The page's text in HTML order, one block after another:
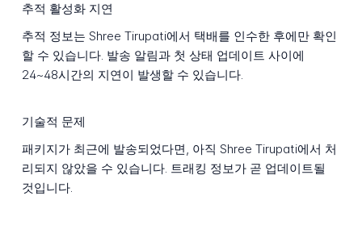
추적 활성화 지연
추적 정보는 Shree Tirupati에서 택배를 인수한 후에만 확인
할 수 있습니다. 발송 알림과 첫 상태 업데이트 사이에
24~48시간의 지연이 발생할 수 있습니다.
기술적 문제
패키지가 최근에 발송되었다면, 아직 Shree Tirupati에서 처
리되지 않았을 수 있습니다. 트래킹 정보가 곧 업데이트될
것입니다.